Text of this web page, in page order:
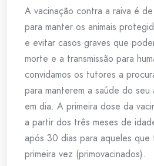
A vacinação contra a raiva é
para manter os animais
e evitar casos graves que
morte e a transmissão para
convidamos os tutores a
para manterem a saúde do seu
em dia. A primeira dose da
a partir dos três meses de
após 30 dias para aqueles que
primeira vez (primovacinados).